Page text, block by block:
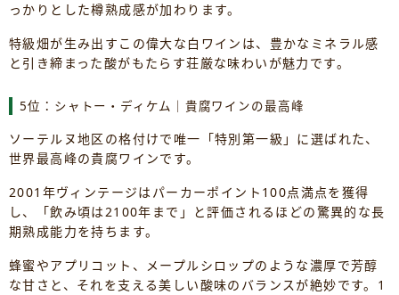
っかりとした樽熟成感が加わります。
特級畑が生み出すこの偉大な白ワインは、豊かなミネラル感
と引き締まった酸がもたらす荘厳な味わいが魅力です。
5位：シャトー・ディケム｜貴腐ワインの最高峰
ソーテルヌ地区の格付けで唯一「特別第一級」に選ばれた、
世界最高峰の貴腐ワインです。
2001年ヴィンテージはパーカーポイント100点満点を獲得
し、「飲み頃は2100年まで」と評価されるほどの驚異的な長
期熟成能力を持ちます。
蜂蜜やアプリコット、メープルシロップのような濃厚で芳醇
な甘さと、それを支える美しい酸味のバランスが絶妙です。1